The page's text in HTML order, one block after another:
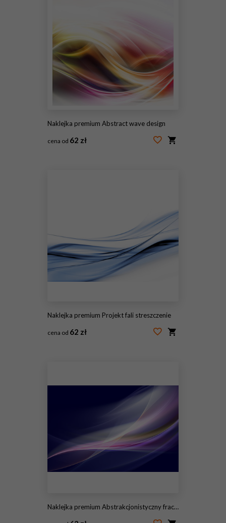
Naklejka premium Abstract wave design
cena od 62 zł
Naklejka premium Projekt fali streszczenie
cena od 62 zł
Naklejka premium Abstrakcjonistyczny fractal projekt